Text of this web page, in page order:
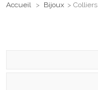
Accueil > Bijoux > Colliers